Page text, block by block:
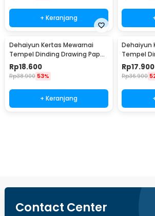
+ Keranjang
Dehaiyun Kertas Mewarnai
Tempel Dinding Drawing Paper
Roll 3M Lovely Princess - HB30
Rp18.600
Rp38.900 53%
+ Keranjang
Dehaiyun
Tempel
Roll 3M
Rp17.900
Rp36.900
Contact Center